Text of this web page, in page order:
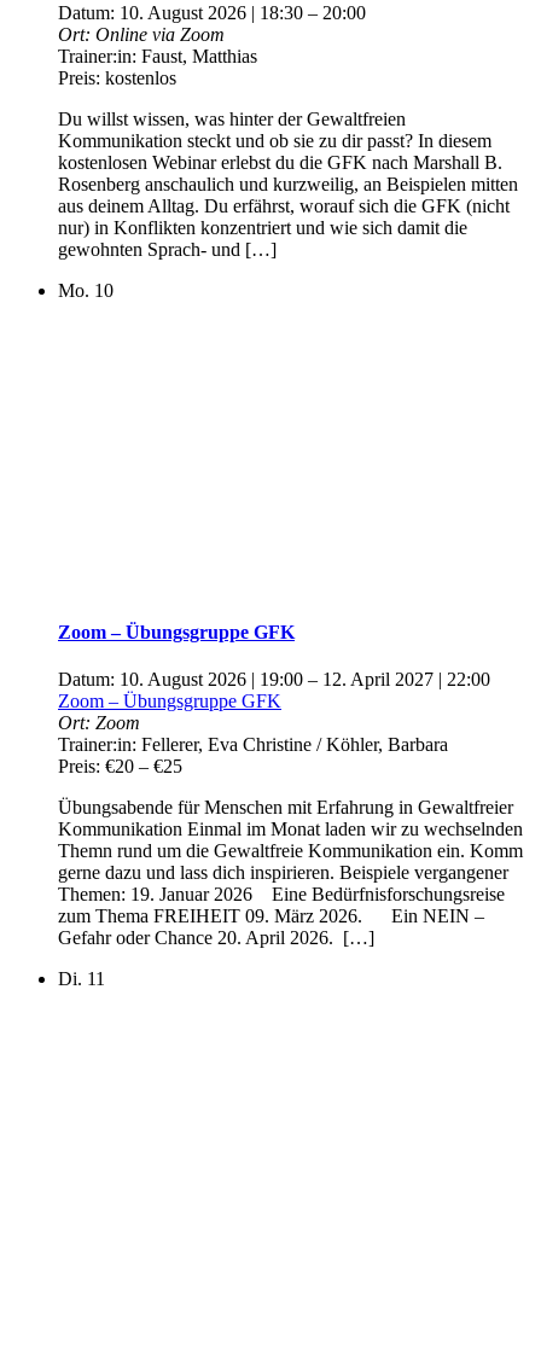
Datum: 10. August 2026 | 18:30 – 20:00
Ort: Online via Zoom
Trainer:in: Faust, Matthias
Preis: kostenlos
Du willst wissen, was hinter der Gewaltfreien
Kommunikation steckt und ob sie zu dir passt? In diesem
kostenlosen Webinar erlebst du die GFK nach Marshall B.
Rosenberg anschaulich und kurzweilig, an Beispielen mitten
aus deinem Alltag. Du erfährst, worauf sich die GFK (nicht
nur) in Konflikten konzentriert und wie sich damit die
gewohnten Sprach- und […]
Mo. 10
Zoom – Übungsgruppe GFK
Datum: 10. August 2026 | 19:00 – 12. April 2027 | 22:00
Zoom – Übungsgruppe GFK
Ort: Zoom
Trainer:in: Fellerer, Eva Christine / Köhler, Barbara
Preis: €20 – €25
Übungsabende für Menschen mit Erfahrung in Gewaltfreier
Kommunikation Einmal im Monat laden wir zu wechselnden
Themn rund um die Gewaltfreie Kommunikation ein. Komm
gerne dazu und lass dich inspirieren. Beispiele vergangener
Themen: 19. Januar 2026 Eine Bedürfnisforschungsreise
zum Thema FREIHEIT 09. März 2026. Ein NEIN –
Gefahr oder Chance 20. April 2026. […]
Di. 11